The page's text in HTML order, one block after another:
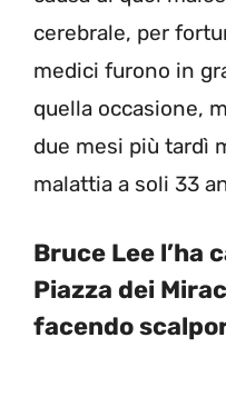
cerebrale, per
medici furono in
quella occasione,
due mesi più tardì
malattia a soli 33
Bruce Lee l’ha
Piazza dei
facendo